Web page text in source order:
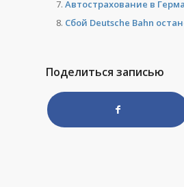
Автострахование в
Сбой Deutsche Bahn
Поделиться записью